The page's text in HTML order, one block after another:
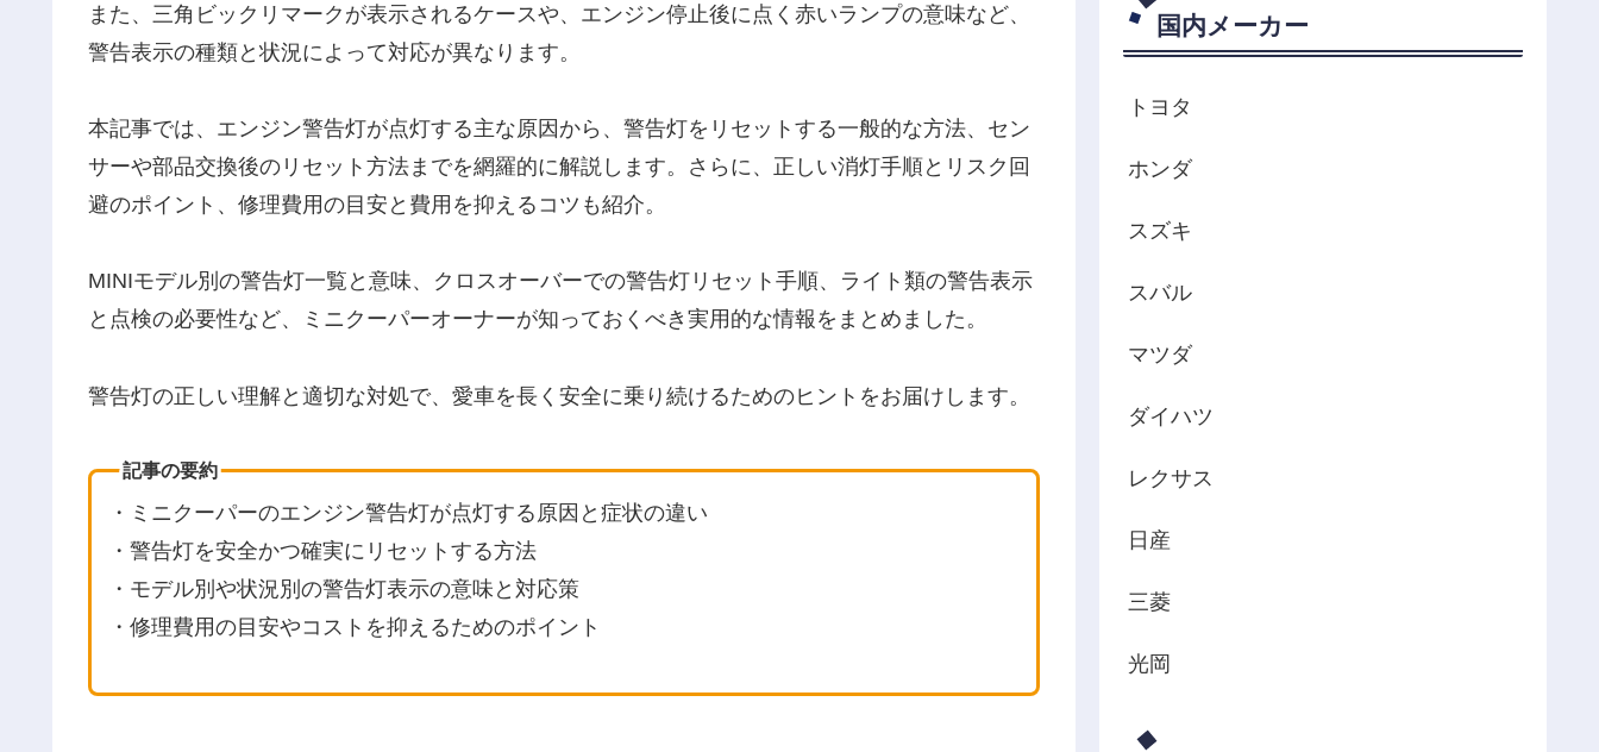
また、三角ビックリマークが表示されるケースや、エンジン停止後に点く赤いランプの意味など、
警告表示の種類と状況によって対応が異なります。
本記事では、エンジン警告灯が点灯する主な原因から、警告灯をリセットする一般的な方法、セン
サーや部品交換後のリセット方法までを網羅的に解説します。さらに、正しい消灯手順とリスク回
避のポイント、修理費用の目安と費用を抑えるコツも紹介。
MINIモデル別の警告灯一覧と意味、クロスオーバーでの警告灯リセット手順、ライト類の警告表示
と点検の必要性など、ミニクーパーオーナーが知っておくべき実用的な情報をまとめました。
警告灯の正しい理解と適切な対処で、愛車を長く安全に乗り続けるためのヒントをお届けします。
記事の要約
・ミニクーパーのエンジン警告灯が点灯する原因と症状の違い
・警告灯を安全かつ確実にリセットする方法
・モデル別や状況別の警告灯表示の意味と対応策
・修理費用の目安やコストを抑えるためのポイント
国内メーカー
トヨタ
ホンダ
スズキ
スバル
マツダ
ダイハツ
レクサス
日産
三菱
光岡